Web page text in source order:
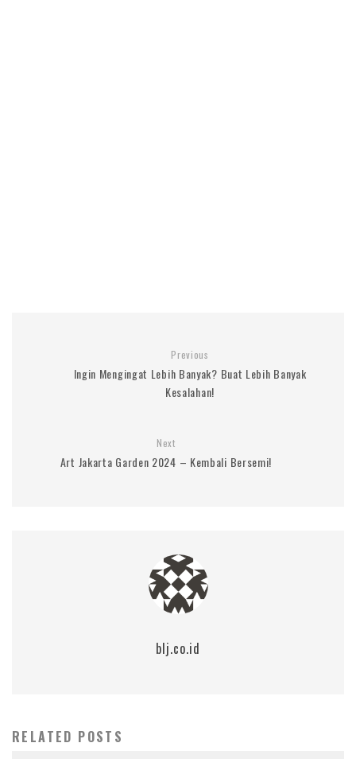
Previous
Ingin Mengingat Lebih Banyak? Buat Lebih Banyak
Kesalahan!
Next
Art Jakarta Garden 2024 – Kembali Bersemi!
blj.co.id
RELATED POSTS